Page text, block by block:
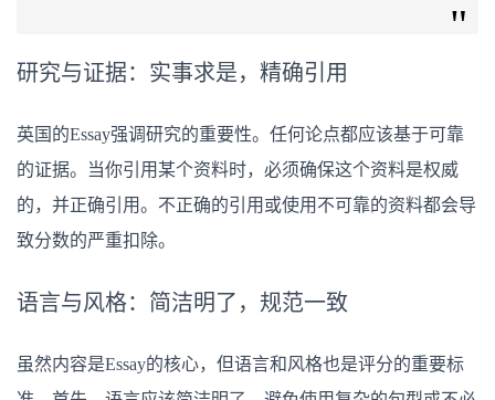
研究与证据：实事求是，精确引用
英国的Essay强调研究的重要性。任何论点都应该基于可靠
的证据。当你引用某个资料时，必须确保这个资料是权威
的，并正确引用。不正确的引用或使用不可靠的资料都会导
致分数的严重扣除。
语言与风格：简洁明了，规范一致
虽然内容是Essay的核心，但语言和风格也是评分的重要标